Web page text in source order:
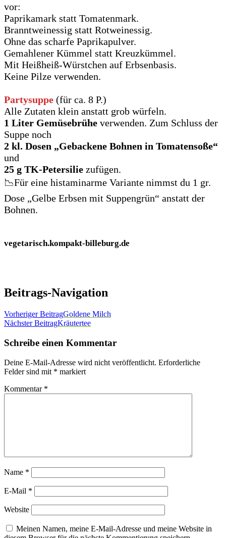
vor:
Paprikamark statt Tomatenmark.
Branntweinessig statt Rotweinessig.
Ohne das scharfe Paprikapulver.
Gemahlener Kümmel statt Kreuzkümmel.
Mit Heißheiß-Würstchen auf Erbsenbasis.
Keine Pilze verwenden.
Partysuppe (für ca. 8 P.)
Alle Zutaten klein anstatt grob würfeln.
1 Liter Gemüsebrühe verwenden. Zum Schluss der
Suppe noch
2 kl. Dosen „Gebackene Bohnen in Tomatensoße“
und
25 g TK-Petersilie zufügen.
📉Für eine histaminarme Variante nimmst du 1 gr.
Dose „Gelbe Erbsen mit Suppengrün“ anstatt der
Bohnen.
vegetarisch.kompakt-billeburg.de
Beitrags-Navigation
Vorheriger BeitragGoldene Milch
Nächster BeitragKräutertee
Schreibe einen Kommentar
Deine E-Mail-Adresse wird nicht veröffentlicht. Erforderliche
Felder sind mit * markiert
Kommentar *
Name *
E-Mail *
Website
Meinen Namen, meine E-Mail-Adresse und meine Website in